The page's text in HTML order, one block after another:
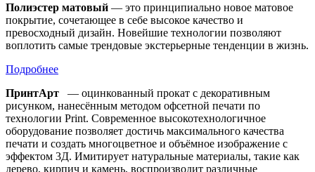
Полиэстер матовый — это принципиально новое матовое
покрытие, сочетающее в себе высокое качество и
превосходный дизайн. Новейшие технологии позволяют
воплотить самые трендовые экстерьерные тенденции в жизнь.
Подробнее
ПринтАрт
— оцинкованный прокат с декоративным
рисунком, нанесённым методом офсетной печати по
технологии Print. Современное высокотехнологичное
оборудование позволяет достичь максимального качества
печати и создать многоцветное и объёмное изображение с
эффектом 3Д. Имитирует натуральные материалы, такие как
дерево, кирпич и камень, воспроизводит различные